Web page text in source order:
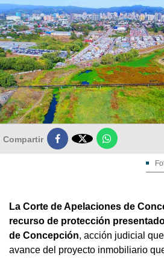
Compartir 
La Corte de Apelaciones de
recurso de protección
de Concepción, acción judicial
avance del proyecto inmobiliario